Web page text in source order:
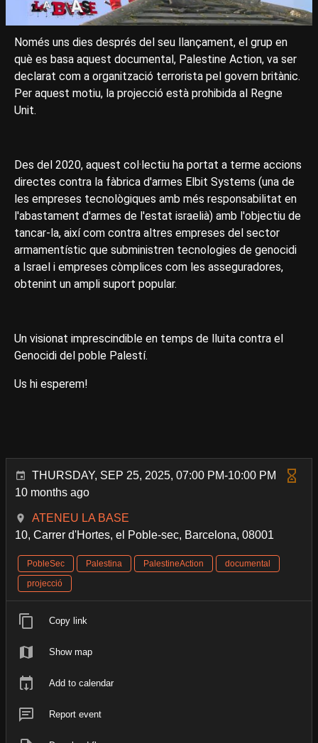
Només uns dies després del seu llançament, el grup en
què es basa aquest documental, Palestine Action, va ser
declarat com a organització terrorista pel govern britànic.
Per aquest motiu, la projecció està prohibida al Regne
Unit.
Des del 2020, aquest col·lectiu ha portat a terme accions
directes contra la fàbrica d'armes Elbit Systems (una de
les empreses tecnològiques amb més responsabilitat en
l'abastament d'armes de l'estat israelià) amb l'objectiu de
tancar-la, així com contra altres empreses del sector
armamentístic que subministren tecnologies de genocidi
a Israel i empreses còmplices com les asseguradores,
obtenint un ampli suport popular.
Un visionat imprescindible en temps de lluita contra el
Genocidi del poble Palestí.
Us hi esperem!
THURSDAY, SEP 25, 2025, 07:00 PM-10:00 PM
10 months ago
ATENEU LA BASE
10, Carrer d'Hortes, el Poble-sec, Barcelona, 08001
PobleSec Palestina PalestineAction
documental
projecció
Copy link
Show map
Add to calendar
Report event